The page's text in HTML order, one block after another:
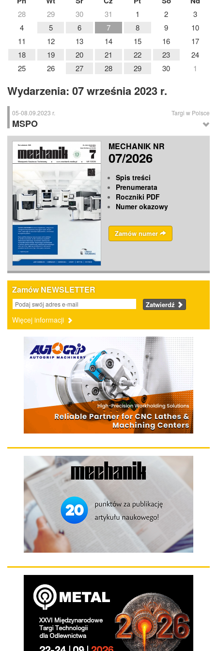
28 29 30 31 1 2
3
4
5 6 7 8 9
10
11
12 13 14 15 16
17
18
19 20 21 22 23
24
25
26 27 28 29 30 1
Wydarzenia: 07 września 2023 r.
05-08.09.2023 r. Targi w Polsce
MSPO
MSPO– Międzynarodowy Salon Przemysłu Obronnego, Kielce
MECHANIK NR
07/2026
Spis treści
Prenumerata
Roczniki PDF
Numer okazowy
Zamów numer
Zamów NEWSLETTER
Zatwierdź
Więcej informacji